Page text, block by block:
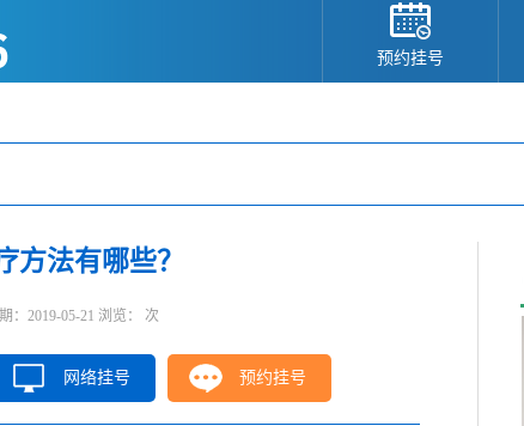
预约挂号
方法有哪些？
：2019-05-21 浏览： 次
网络挂号 预约挂号